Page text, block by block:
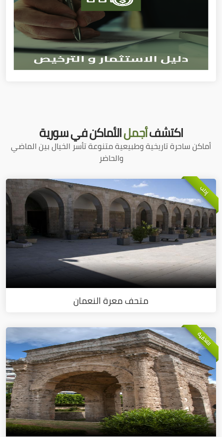
اكتشفأجملالأماكن في سورية
أماكن ساحرة تاريخية وطبيعية متنوعة تأسر الخيال بين الماضي
والحاضر
إدلب
متحف معرة النعمان
اللاذقية